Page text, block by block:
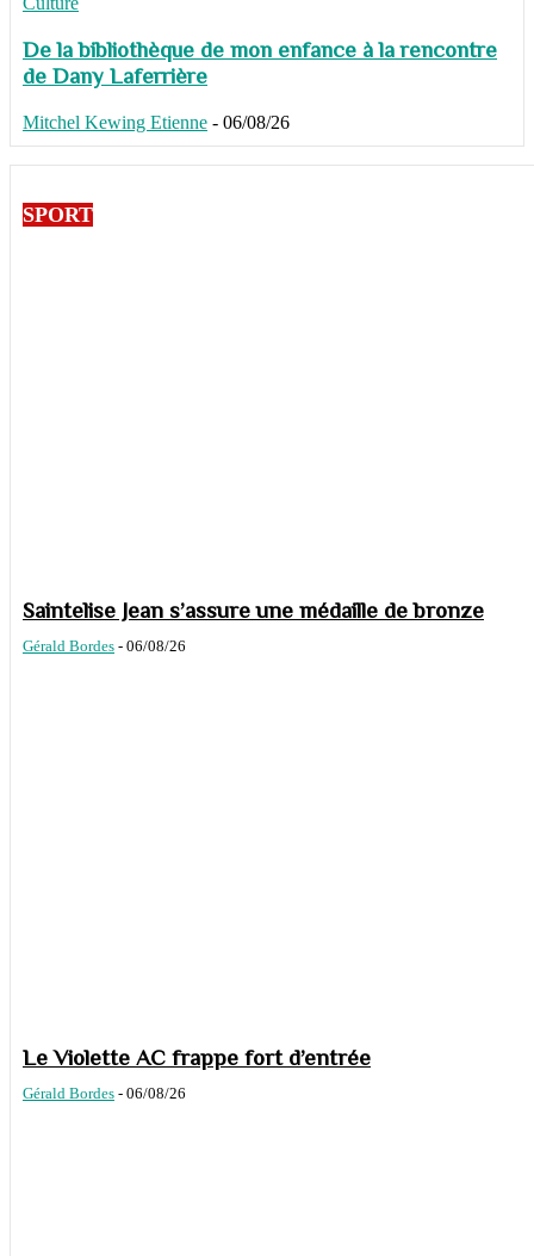
De la bibliothèque de mon enfance à la rencontre
de Dany Laferrière
Mitchel Kewing Etienne - 06/08/26
SPORT
Saintelise Jean s’assure une médaille de bronze
Gérald Bordes - 06/08/26
Le Violette AC frappe fort d’entrée
Gérald Bordes - 06/08/26